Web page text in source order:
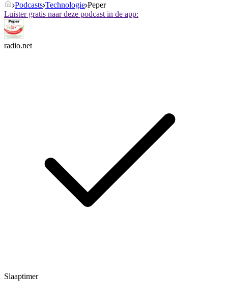
Podcasts Technologie Peper
Luister gratis naar deze podcast in de app:
radio.net
Slaaptimer